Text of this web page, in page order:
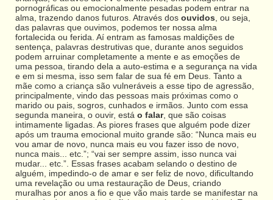
pornográficas ou emocionalmente pesadas podem entrar na
alma, trazendo danos futuros. Através dos ouvidos , ou seja,
das palavras que ouvimos, podemos ter nossa alma
fortalecida ou ferida. Aí entram as famosas maldições de
sentença, palavras destrutivas que, durante anos seguidos
podem arruinar completamente a mente e as emoções de
uma pessoa, tirando dela a auto-estima e a segurança na vida
e em si mesma, isso sem falar de sua fé em Deus. Tanto a
mãe como a criança são vulneráveis a esse tipo de agressão,
principalmente, vindo das pessoas mais próximas como o
marido ou pais, sogros, cunhados e irmãos. Junto com essa
segunda maneira, o ouvir, está o falar, que são coisas
intimamente ligadas. As piores frases que alguém pode dizer
após um trauma emocional muito grande são: “Nunca mais eu
vou amar de novo, nunca mais eu vou fazer isso de novo,
nunca mais... etc.”; “vai ser sempre assim, isso nunca vai
mudar... etc.”. Essas frases acabam selando o destino de
alguém, impedindo-o de amar e ser feliz de novo, dificultando
uma revelação ou uma restauração de Deus, criando
muralhas por anos a fio e que vão mais tarde se manifestar na